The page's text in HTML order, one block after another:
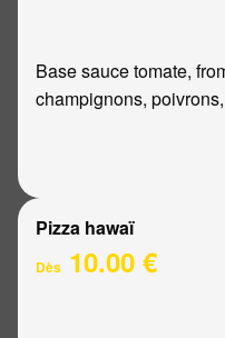
Base sauce tomate,
champignons,
Pizza hawaï
Dès 10.00 €